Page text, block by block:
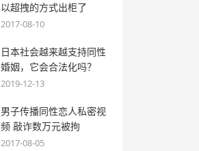
以超拽的方式出柜了
2017-08-10
日本社会越来越支持同性
婚姻，它会合法化吗？
2019-12-13
男子传播同性恋人私密视
频 敲诈数万元被拘
2017-08-05